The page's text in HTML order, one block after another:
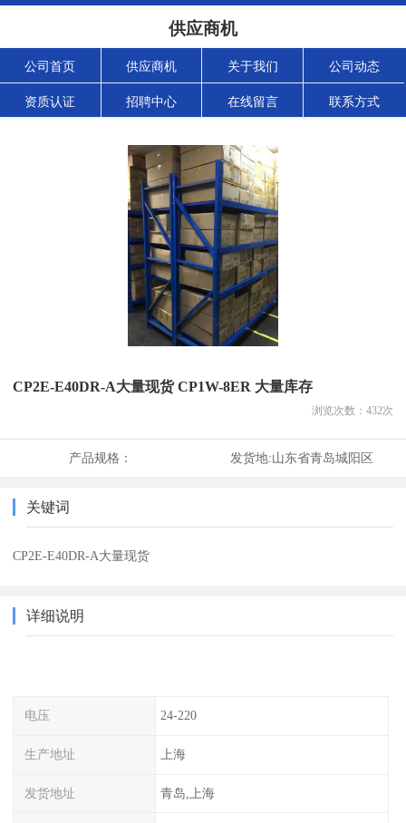
供应商机
公司首页 供应商机 关于我们 公司动态
资质认证 招聘中心 在线留言 联系方式
CP2E-E40DR-A大量现货 CP1W-8ER 大量库存
浏览次数： 432次
产品规格： 发货地:山东省青岛城阳区
关键词
CP2E-E40DR-A大量现货
详细说明
电压 24-220
生产地址 上海
发货地址 青岛,上海